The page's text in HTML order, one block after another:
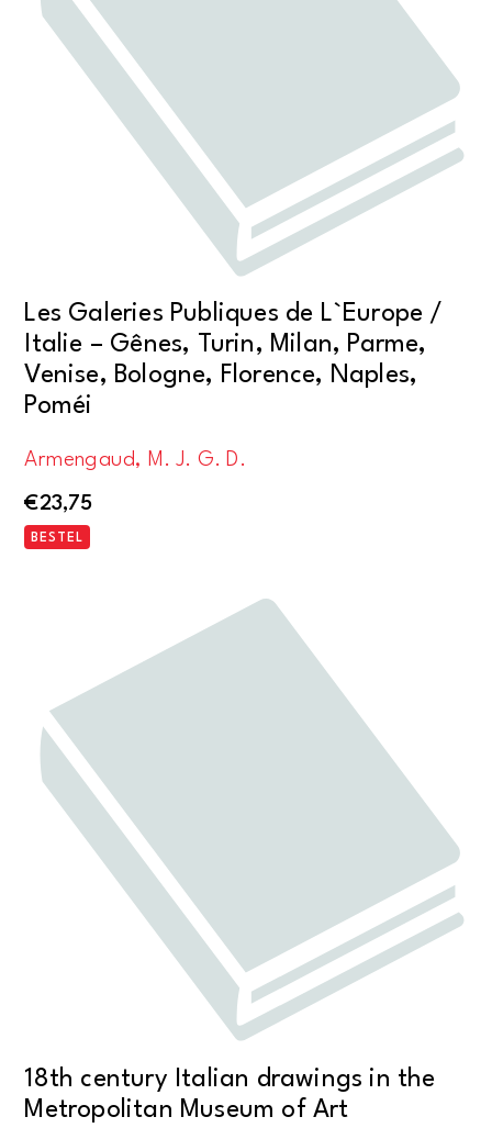
Les Galeries Publiques de L`Europe /
Italie – Gênes, Turin, Milan, Parme,
Venise, Bologne, Florence, Naples,
Poméi
Armengaud, M. J. G. D.
€23,75
BESTEL
18th century Italian drawings in the
Metropolitan Museum of Art